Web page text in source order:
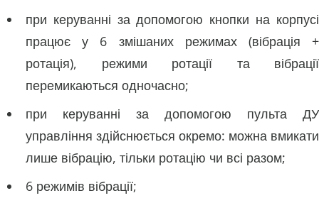
при керуванні за допомогою кнопки на корпусі
працює у 6 змішаних режимах (вібрація +
ротація), режими ротації та вібрації
перемикаються одночасно;
при керуванні за допомогою пульта ДУ
управління здійснюється окремо: можна вмикати
лише вібрацію, тільки ротацію чи всі разом;
6 режимів вібрації;